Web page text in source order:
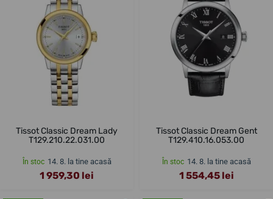
Tissot Classic Dream Lady
T129.210.22.031.00
În stoc 14. 8. la tine acasă
1 959,30 lei
Tissot Classic Dream Gent
T129.410.16.053.00
În stoc 14. 8. la tine acasă
1 554,45 lei